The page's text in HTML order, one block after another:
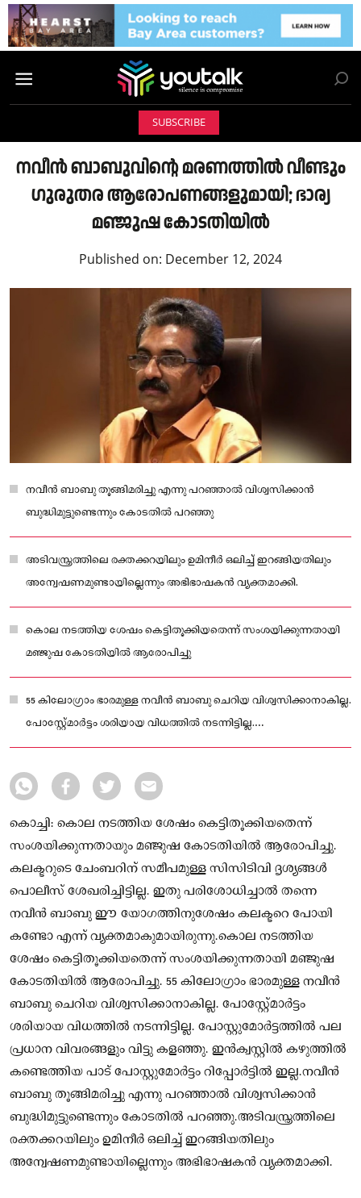
SUBSCRIBE
നവീൻ ബാബുവിന്റെ മരണത്തിൽ വീണ്ടും
ഗുരുതര ആരോപണങ്ങളുമായി; ഭാര്യ
മഞ്ജുഷ കോടതിയിൽ
Published on: December 12, 2024
നവീൻ ബാബു തൂങ്ങിമരിച്ചു എന്നു പറഞ്ഞാൽ വിശ്വസിക്കാൻ
ബുദ്ധിമുട്ടുണ്ടെന്നും കോടതിൽ പറഞ്ഞു
അടിവസ്ത്രത്തിലെ രക്തക്കറയിലും ഉമിനീർ ഒലിച്ച് ഇറങ്ങിയതിലും
അന്വേഷണമുണ്ടായില്ലെന്നും അഭിഭാഷകൻ വ്യക്തമാക്കി.
കൊല നടത്തിയ ശേഷം കെട്ടിതൂക്കിയതെന്ന് സംശയിക്കുന്നതായി
മഞ്ജുഷ കോടതിയിൽ ആരോപിച്ചു
55 കിലോഗ്രാം ഭാരമുള്ള നവീൻ ബാബു ചെറിയ വിശ്വസിക്കാനാകില്ല.
പോസ്റ്റേ്മാർട്ടം ശരിയായ വിധത്തിൽ നടന്നിട്ടില്ല.
പോസ്റ്റുമോർട്ടത്തിൽ പല പ്രധാന വിവരങ്ങളും വിട്ടു കളഞ്ഞു.
കൊച്ചി: കൊല നടത്തിയ ശേഷം കെട്ടിതൂക്കിയതെന്ന്
സംശയിക്കുന്നതായും മഞ്ജുഷ കോടതിയിൽ ആരോപിച്ചു.
കലക്ടറുടെ ചേംബറിന് സമീപമുള്ള സിസിടിവി ദൃശ്യങ്ങൾ
പൊലീസ് ശേഖരിച്ചിട്ടില്ല. ഇതു പരിശോധിച്ചാൽ തന്നെ
നവീൻ ബാബു ഈ യോഗത്തിനുശേഷം കലക്ടറെ പോയി
കണ്ടോ എന്ന് വ്യക്തമാകുമായിരുന്നു.കൊല നടത്തിയ
ശേഷം കെട്ടിതൂക്കിയതെന്ന് സംശയിക്കുന്നതായി മഞ്ജുഷ
കോടതിയിൽ ആരോപിച്ചു. 55 കിലോഗ്രാം ഭാരമുള്ള നവീൻ
ബാബു ചെറിയ വിശ്വസിക്കാനാകില്ല. പോസ്റ്റേ്മാർട്ടം
ശരിയായ വിധത്തിൽ നടന്നിട്ടില്ല. പോസ്റ്റുമോർട്ടത്തിൽ പല
പ്രധാന വിവരങ്ങളും വിട്ടു കളഞ്ഞു. ഇൻക്വസ്റ്റിൽ കഴുത്തിൽ
കണ്ടെത്തിയ പാട് പോസ്റ്റുമോർട്ടം റിപ്പോർട്ടിൽ ഇല്ല.നവീൻ
ബാബു തൂങ്ങിമരിച്ചു എന്നു പറഞ്ഞാൽ വിശ്വസിക്കാൻ
ബുദ്ധിമുട്ടുണ്ടെന്നും കോടതിൽ പറഞ്ഞു.അടിവസ്ത്രത്തിലെ
രക്തക്കറയിലും ഉമിനീർ ഒലിച്ച് ഇറങ്ങിയതിലും
അന്വേഷണമുണ്ടായില്ലെന്നും അഭിഭാഷകൻ വ്യക്തമാക്കി.